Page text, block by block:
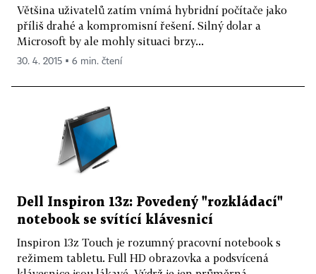
Většina uživatelů zatím vnímá hybridní počítače jako
příliš drahé a kompromisní řešení. Silný dolar a
Microsoft by ale mohly situaci brzy...
30. 4. 2015 ▪ 6 min. čtení
Dell Inspiron 13z: Povedený "rozkládací"
notebook se svítící klávesnicí
Inspiron 13z Touch je rozumný pracovní notebook s
režimem tabletu. Full HD obrazovka a podsvícená